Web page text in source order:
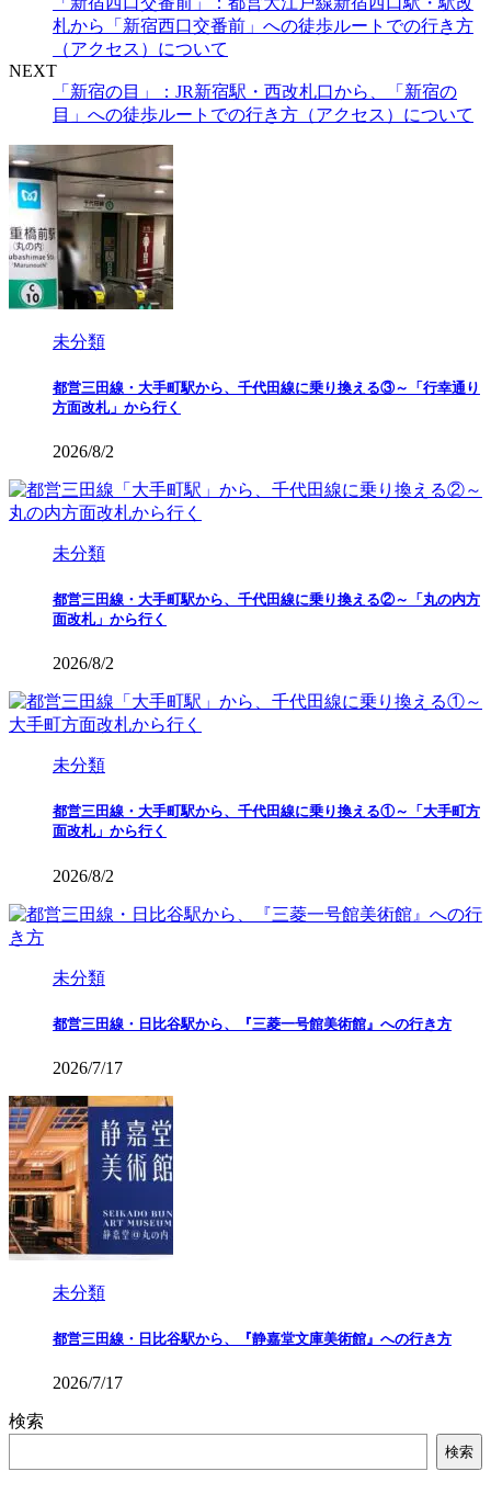
札から「新宿西口交番前」への徒歩ルートでの行き方
（アクセス）について
NEXT
「新宿の目」：JR新宿駅・西改札口から、「新宿の
目」への徒歩ルートでの行き方（アクセス）について
未分類
都営三田線・大手町駅から、千代田線に乗り換える③～「行幸通り
方面改札」から行く
2026/8/2
未分類
都営三田線・大手町駅から、千代田線に乗り換える②～「丸の内方
面改札」から行く
2026/8/2
未分類
都営三田線・大手町駅から、千代田線に乗り換える①～「大手町方
面改札」から行く
2026/8/2
未分類
都営三田線・日比谷駅から、『三菱一号館美術館』への行き方
2026/7/17
未分類
都営三田線・日比谷駅から、『静嘉堂文庫美術館』への行き方
2026/7/17
検索
検索